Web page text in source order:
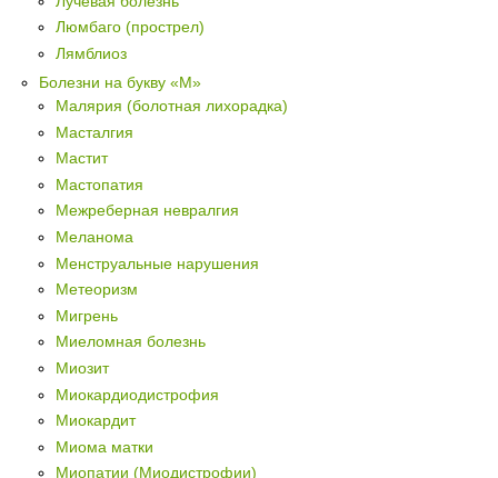
Люмбаго (прострел)
Лямблиоз
Болезни на букву «М»
Малярия (болотная лихорадка)
Масталгия
Мастит
Мастопатия
Межреберная невралгия
Меланома
Менструальные нарушения
Метеоризм
Мигрень
Миеломная болезнь
Миозит
Миокардиодистрофия
Миокардит
Миома матки
Миопатии (Миодистрофии)